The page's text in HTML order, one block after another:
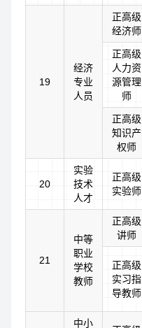
19
经济
专业
人员
正高级
经济师
正高级
人力资
源管理
师
正高级
知识产
权师
20
实验
技术
人才
正高级
实验师
21
中等
职业
学校
教师
正高级
讲师
正高级
实习指
导教师
中小